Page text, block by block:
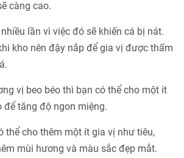
càng cao.
lần vì việc đó sẽ khiến cá bị nát.
kho nên đậy nắp để gia vị được thấm
vị beo béo thì bạn có thể cho một ít
để tăng độ ngon miệng.
thể cho thêm một ít gia vị như tiêu,
mùi hương và màu sắc đẹp mắt.